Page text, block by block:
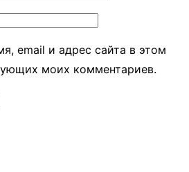
email и адрес сайта в этом
моих комментариев.